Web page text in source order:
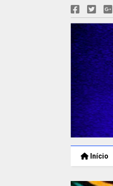
Início